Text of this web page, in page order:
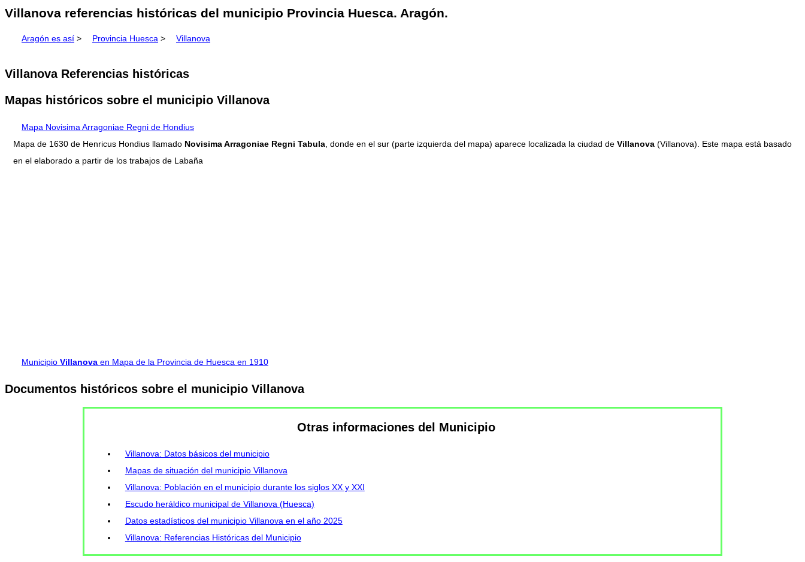
Villanova referencias históricas del municipio Provincia Huesca. Aragón.
Aragón es así > Provincia Huesca > Villanova
Villanova Referencias históricas
Mapas históricos sobre el municipio Villanova
Mapa Novisima Arragoniae Regni de Hondius
Mapa de 1630 de Henricus Hondius llamado Novisima Arragoniae Regni Tabula , donde en el sur (parte izquierda del mapa) aparece localizada la ciudad de Villanova (Villanova). Este mapa está basado
en el elaborado a partir de los trabajos de Labaña
Municipio Villanova en Mapa de la Provincia de Huesca en 1910
Documentos históricos sobre el municipio Villanova
Otras informaciones del Municipio
Villanova: Datos básicos del municipio
Mapas de situación del municipio Villanova
Villanova: Población en el municipio durante los siglos XX y XXI
Escudo heráldico municipal de Villanova (Huesca)
Datos estadísticos del municipio Villanova en el año 2025
Villanova: Referencias Históricas del Municipio